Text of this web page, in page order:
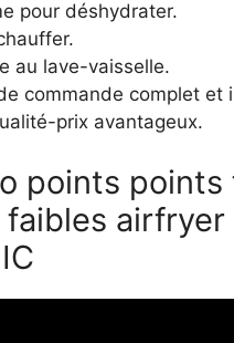
pour déshydrater.
au lave-vaisselle.
commande complet et
prix avantageux.
points points
airfryer